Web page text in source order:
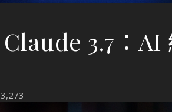
Claude 3.7：
3,273